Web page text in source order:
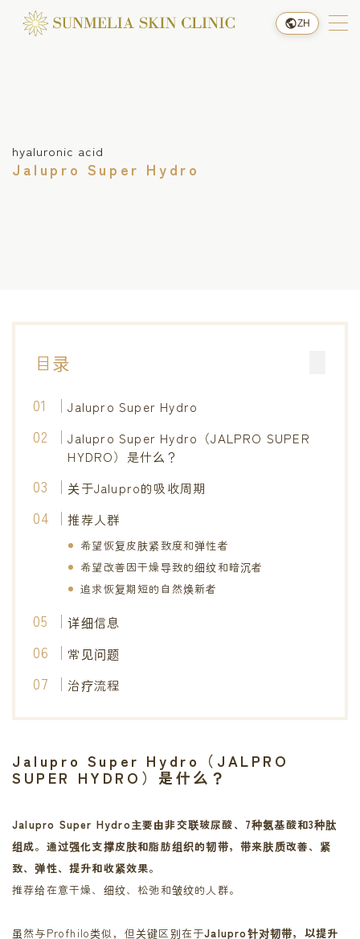
ZH
交通指南
美容小贴士
hyaluronic acid
Jalupro Super Hydro
目录
Jalupro Super Hydro
Jalupro Super Hydro（JALPRO SUPER
HYDRO）是什么？
关于Jalupro的吸收周期
推荐人群
希望恢复皮肤紧致度和弹性者
希望改善因干燥导致的细纹和暗沉者
追求恢复期短的自然焕新者
详细信息
常见问题
治疗流程
Jalupro Super Hydro（JALPRO
SUPER HYDRO）是什么？
Jalupro Super Hydro主要由非交联玻尿酸、7种氨基酸和3种肽
组成。通过强化支撑皮肤和脂肪组织的韧带，带来肤质改善、紧
致、弹性、提升和收紧效果。
推荐给在意干燥、细纹、松弛和皱纹的人群。
虽然与Profhilo类似，但关键区别在于Jalupro针对韧带，以提升